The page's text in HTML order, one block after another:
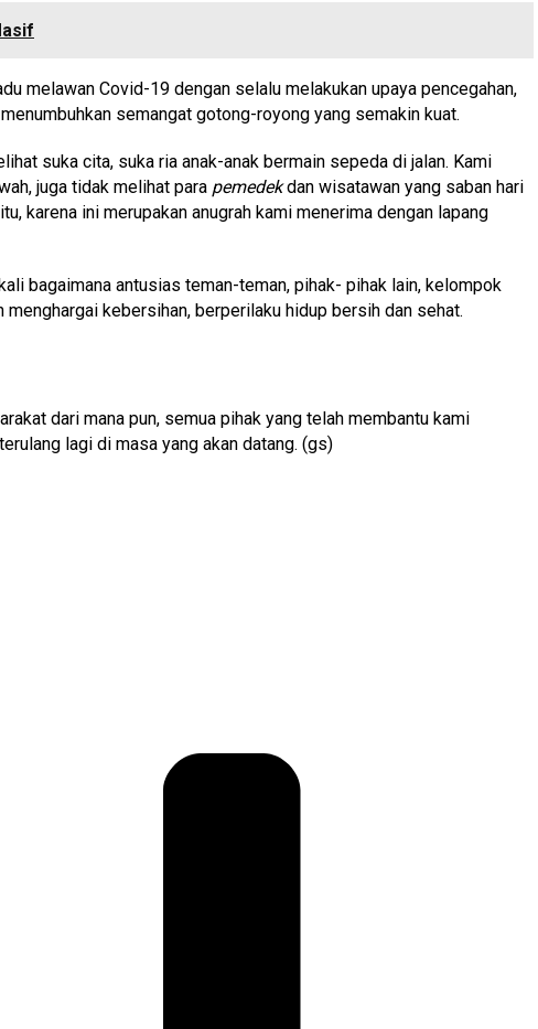
melawan Covid-19 dengan selalu melakukan upaya pencegahan,
semangat gotong-royong yang semakin kuat.
suka cita, suka ria anak-anak bermain sepeda di jalan. Kami
juga tidak melihat para pemedekdan wisatawan yang saban hari
karena ini merupakan anugrah kami menerima dengan lapang
bagaimana antusias teman-teman, pihak- pihak lain, kelompok
kebersihan, berperilaku hidup bersih dan sehat.
dari mana pun, semua pihak yang telah membantu kami
lagi di masa yang akan datang. (gs)